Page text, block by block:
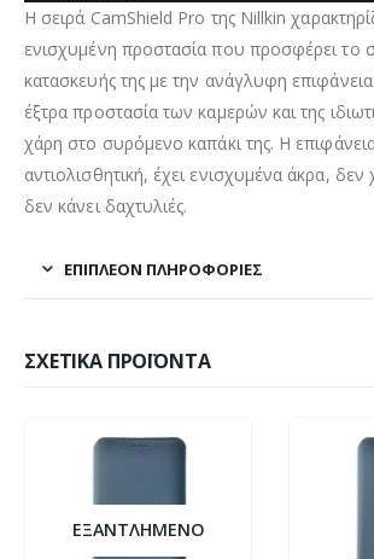
Η σειρά CamShield Pro της Nillkin
ενισχυμένη προστασία που προσφέρει το
κατασκευής της με την ανάγλυφη
έξτρα προστασία των καμερών και της
χάρη στο συρόμενο καπάκι της. Η επιφάνεια
αντιολισθητική, έχει ενισχυμένα άκρα, δεν
δεν κάνει δαχτυλιές.
ΕΠΙΠΛΈΟΝ ΠΛΗΡΟΦΟΡΊΕΣ
ΣΧΕΤΙΚΆ ΠΡΟΪΌΝΤΑ
ΕΞΑΝΤΛΗΜΈΝΟ